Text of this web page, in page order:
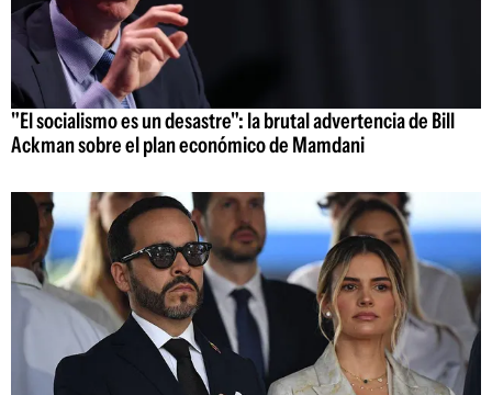
"El socialismo es un desastre": la brutal advertencia de Bill
Ackman sobre el plan económico de Mamdani